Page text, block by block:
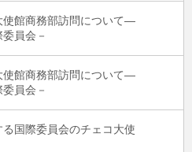
使館商務部訪問について―
員会－
使館商務部訪問について―
員会－
国際委員会のチェコ大使